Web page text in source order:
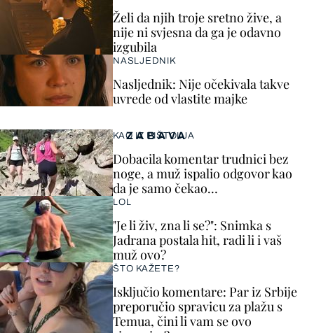
ZABAVA
KAO IZ PIŠTOLJA
Dobacila komentar trudnici bez
noge, a muž ispalio odgovor kao
da je samo čekao…
LOL
"Je li živ, zna li se?": Snimka s
Jadrana postala hit, radi li i vaš
muž ovo?
ŠTO KAŽETE?
Isključio komentare: Par iz Srbije
preporučio spravicu za plažu s
Temua, čini li vam se ovo
Želi da njih troje sretno žive, a
nije ni svjesna da ga je odavno
izgubila
NASLJEDNIK
Nasljednik: Nije očekivala takve
uvrede od vlastite majke